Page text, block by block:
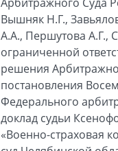
Вышняк Н.Г.,
А.А., Першутова А.Г.,
ограниченной
решения
постановления
Федерального
доклад судьи
«Военно-страховая